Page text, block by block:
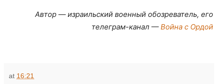
Автор — израильский военный обозреватель, его
телеграм-канал —Война с Ордой
at 16:21